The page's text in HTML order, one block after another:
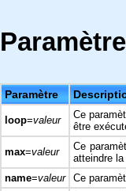
Paramètre
loop=valeur
Ce
être
max=valeur
Ce
atteindre la
name=valeur Ce